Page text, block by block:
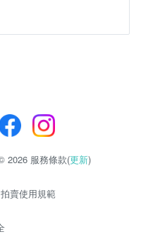
2026 服務條款(更新)
拍賣使用規範